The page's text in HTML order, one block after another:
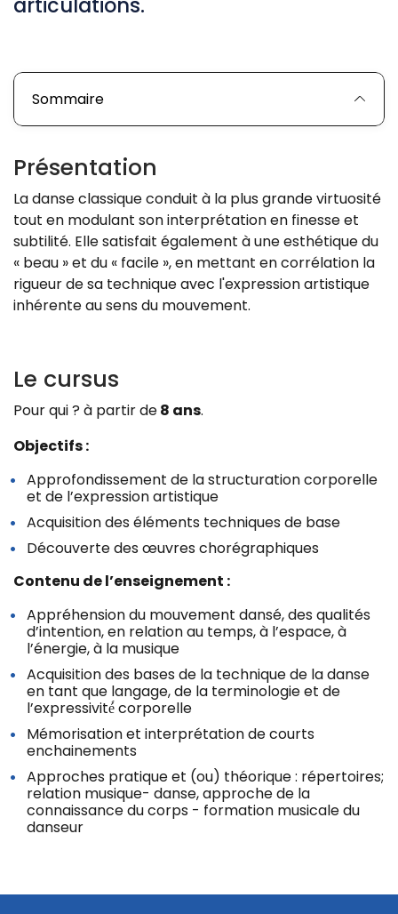
Sommaire
Présentation
La danse classique conduit à la plus grande virtuosité
tout en modulant son interprétation en finesse et
subtilité. Elle satisfait également à une esthétique du
« beau » et du « facile », en mettant en corrélation la
rigueur de sa technique avec l'expression artistique
inhérente au sens du mouvement.
Le cursus
Pour qui ? à partir de8 ans.
Objectifs :
Approfondissement de la structuration corporelle
et de l’expression artistique
Acquisition des éléments techniques de base
Découverte des œuvres chorégraphiques
Contenu de l’enseignement :
Appréhension du mouvement dansé, des qualités
d’intention, en relation au temps, à l’espace, à
l’énergie, à la musique
Acquisition des bases de la technique de la danse
en tant que langage, de la terminologie et de
l’expressivité́ corporelle
Mémorisation et interprétation de courts
enchainements
Approches pratique et (ou) théorique : répertoires;
relation musique- danse, approche de la
connaissance du corps - formation musicale du
danseur